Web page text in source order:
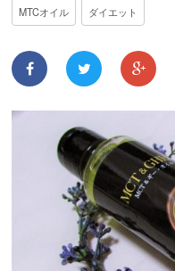
MTCオイル ダイエット